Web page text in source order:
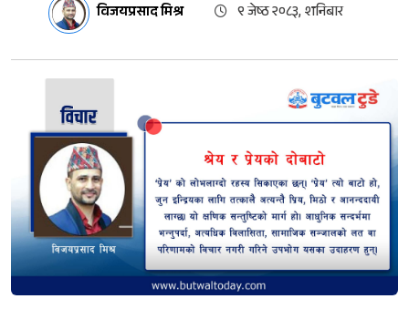
विजयप्रसाद मिश्र ९ जेष्ठ २०८३, शनिबार